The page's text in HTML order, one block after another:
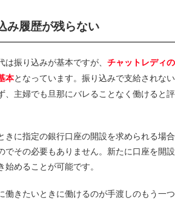
み履歴が残らない
振り込みが基本ですが、 チャットレディの
本となっています。振り込みで支給されない
、主婦でも旦那にバレることなく働けると評
きに指定の銀行口座の開設を求められる場合
でその必要もありません。新たに口座を開設
めることが可能です。
働きたいときに働けるのが手渡しのもう一つ